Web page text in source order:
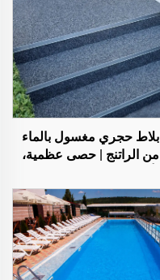
بلاط حجري مغسول بالماء
من الراتنج | حصى عظمية،
حجرية للتطبيقات التجارية
والسكنية